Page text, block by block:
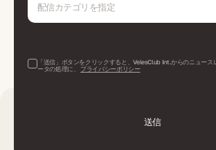
配信カテゴリを指定
「送信」ボタンをクリックすると、VelesClub Int.からのニュー
ータの処理に、
プライバシーポリシー
送信